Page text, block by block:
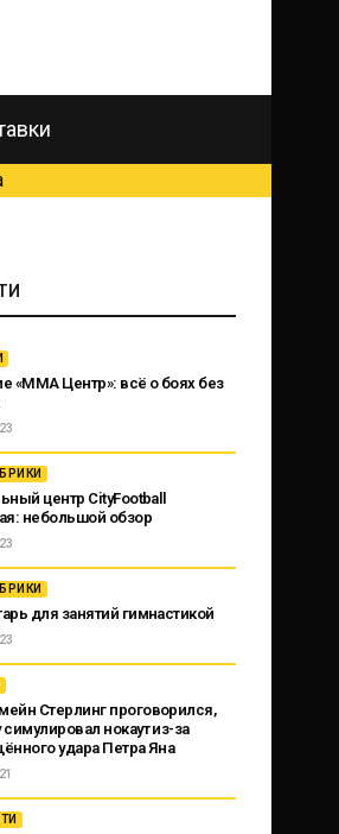
«ММА Центр»: всё о боях без
центр CityFootball
небольшой обзор
для занятий гимнастикой
Стерлинг проговорился,
нокаут из-за
удара Петра Яна